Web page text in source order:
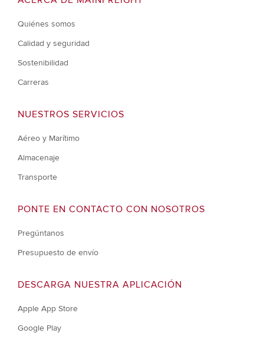
Quiénes somos
Calidad y seguridad
Sostenibilidad
Carreras
NUESTROS SERVICIOS
Aéreo y Marítimo
Almacenaje
Transporte
PONTE EN CONTACTO CON NOSOTROS
Pregúntanos
Presupuesto de envío
DESCARGA NUESTRA APLICACIÓN
Apple App Store
Google Play